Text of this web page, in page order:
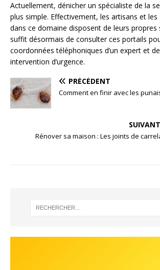
Actuellement, dénicher un spécialiste de la
plus simple. Effectivement, les artisans et
dans ce domaine disposent de leurs propres
suffit désormais de consulter ces portails
coordonnées téléphoniques d’un expert et
intervention d’urgence.
PRÉCÉDENT
Comment en finir avec les
SUIVANT
Rénover sa maison : Les joints de